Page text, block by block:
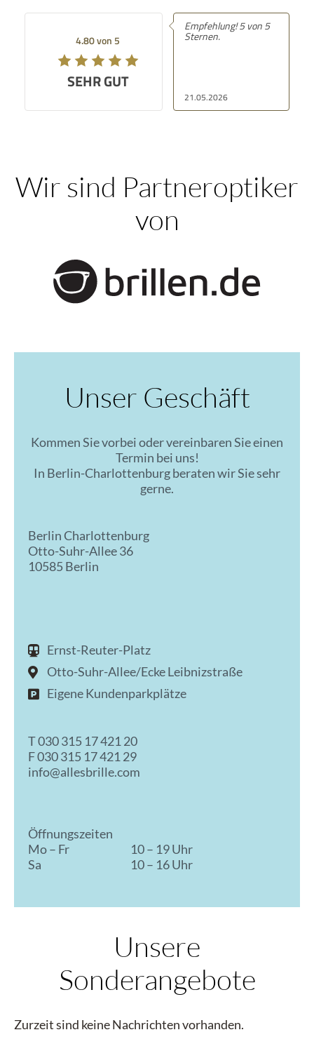
4.80 von 5
SEHR GUT
21.05.2026
Empfehlung! 5 von 5
Sternen.
Wir sind Partneroptiker
von
Unser Geschäft
Kommen Sie vorbei oder vereinbaren Sie einen
Termin bei uns!
In Berlin-Charlottenburg beraten wir Sie sehr
gerne.
Berlin Charlottenburg
Otto-Suhr-Allee 36
10585 Berlin
Ernst-Reuter-Platz
Otto-Suhr-Allee/Ecke Leibnizstraße
Eigene Kundenparkplätze
T030 315 17 421 20
F 030 315 17 421 29
info@allesbrille.com
Öffnungszeiten
Mo – Fr
10 – 19 Uhr
Sa
10 – 16 Uhr
Unsere
Sonderangebote
Zurzeit sind keine Nachrichten vorhanden.